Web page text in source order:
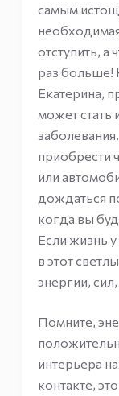
самым
отступить, а
раз больше!
Екатерина,
может стать
приобрести
или
дождаться
когда вы
Если жизнь
в этот
энергии, сил,
Помните,
интерьера
контакте,